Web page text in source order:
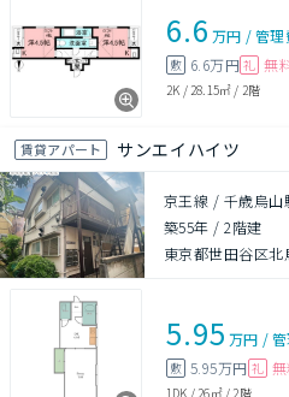
6.6 万円 /管理
敷 6.6万円 礼 無
2K / 28.15㎡ / 2階
賃貸アパート サンエイハイツ
京王線 / 千歳烏山
築55年 /2階建
東京都世田谷区北
5.95 万円 /
敷 5.95万円 礼
1DK / 26㎡/ 2階